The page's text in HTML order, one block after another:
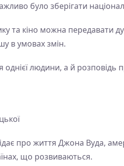
було зберігати
та кіно можна передавати
в умовах змін.
людини, а й розповідь
про життя Джона Вуда,
що розвиваються.